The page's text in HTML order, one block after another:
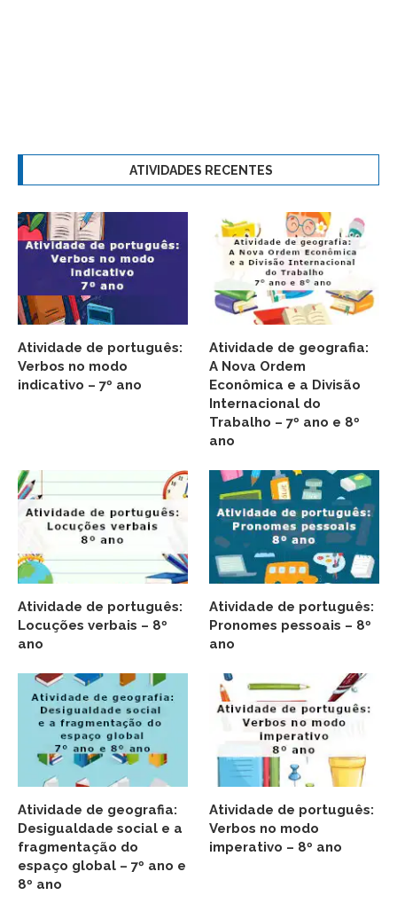
ATIVIDADES RECENTES
Atividade de português:
Verbos no modo
indicativo – 7º ano
Atividade de geografia:
A Nova Ordem
Econômica e a Divisão
Internacional do
Trabalho – 7º ano e 8º
ano
Atividade de português:
Locuções verbais – 8º
ano
Atividade de português:
Pronomes pessoais – 8º
ano
Atividade de geografia:
Desigualdade social e a
fragmentação do
espaço global – 7º ano e
8º ano
Atividade de português:
Verbos no modo
imperativo – 8º ano